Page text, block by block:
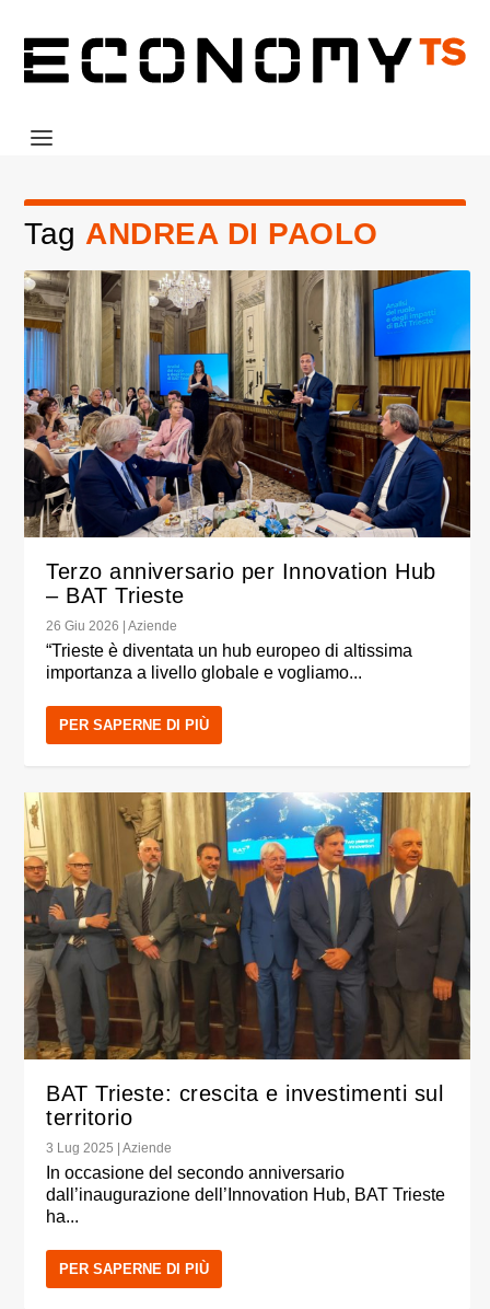
Tag ANDREA DI PAOLO
Terzo anniversario per Innovation Hub
– BAT Trieste
26 Giu 2026 |Aziende
“Trieste è diventata un hub europeo di altissima
importanza a livello globale e vogliamo...
PER SAPERNE DI PIÙ
BAT Trieste: crescita e investimenti sul
territorio
3 Lug 2025 |Aziende
In occasione del secondo anniversario
dall’inaugurazione dell’Innovation Hub, BAT Trieste
ha...
PER SAPERNE DI PIÙ